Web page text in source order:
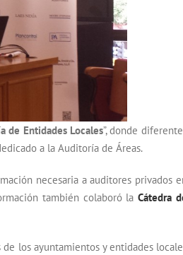
de Entidades Locales”, donde
a la Auditoría de Áreas.
necesaria a auditores privados
también colaboró la Cátedra
los ayuntamientos y entidades